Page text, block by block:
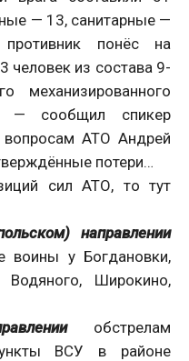
— 13, санитарные —
понёс на
человек из состава 9-
механизированного
— сообщил спикер
АТО Андрей
потери…
сил АТО, то тут
направлении
воины у Богдановки,
Водяного, Широкино,
обстрелам
ВСУ в районе